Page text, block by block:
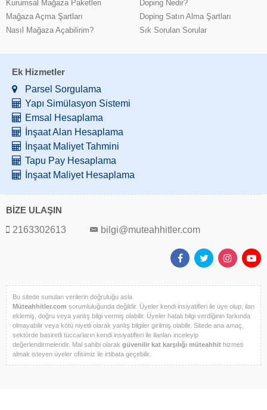
Kurumsal Mağaza Paketleri
Mağaza Açma Şartları
Nasıl Mağaza Açabilirim?
Doping Nedir?
Doping Satın Alma Şartları
Sık Sorulan Sorular
Ek Hizmetler
Parsel Sorgulama
Yapı Simülasyon Sistemi
Emsal Hesaplama
İnşaat Alan Hesaplama
İnşaat Maliyet Tahmini
Tapu Pay Hesaplama
İnşaat Maliyet Hesaplama
BİZE ULAŞIN
2163302613
bilgi@muteahhitler.com
Bu sitede sunulan verilerin doğruluğu asla
Müteahhitler.com sorumluluğunda değildir. Üyeler kendi insiyatifleri ile üye olup, ilan
eklemiş, doğru veya yanlış bilgi vermiş olabilir. Üyeler hatalı bilgi verdiğinin farkında
olmayabilir veya kötü niyetli olarak yanlış bilgiler girilmiş olabilir. Sitede ana amaç,
sektörde basiretli tüccarların kendi insiyatifleri ile ilanları inceleyip
değerlendirmeleridir. Mal sahibi olarak güvenilir kat karşılığı müteahhit hizmeti
almak isteyen üyeler ofisimiz ile irtibata geçebilir.